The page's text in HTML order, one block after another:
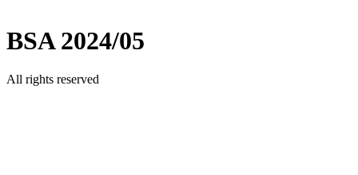
BSA 2024/05
All rights reserved